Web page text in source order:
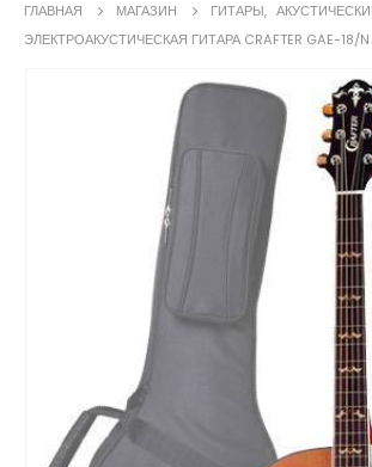
ГЛАВНАЯ МАГАЗИН ГИТАРЫ,
ЭЛЕКТРОАКУСТИЧЕСКАЯ ГИТАРА CRAFTER GAE-18/N